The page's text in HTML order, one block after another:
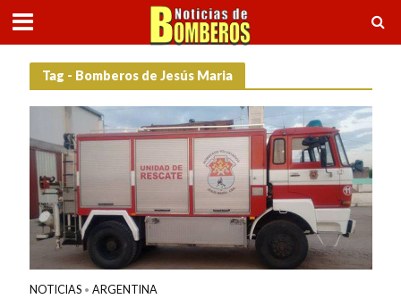
Tag - Bomberos de Jesús Maria
NOTICIAS • ARGENTINA